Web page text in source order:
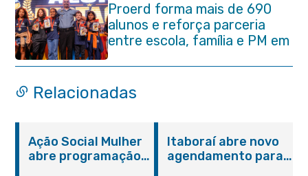
Proerd forma mais de 690
alunos e reforça parceria
entre escola, família e PM em
Itaboraí
Relacionadas
Ação Social Mulher
abre programação
Itaboraí abre novo
agendamento para